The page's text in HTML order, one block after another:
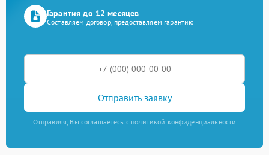
Гарантия до 12 месяцев
Составляем договор, предоставляем гарантию
Отправить заявку
Отправляя, Вы соглашаетесь с политикой конфиденциальности